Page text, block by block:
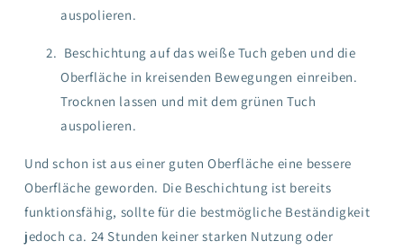
auspolieren.
Beschichtung auf das weiße Tuch geben und die
Oberfläche in kreisenden Bewegungen einreiben.
Trocknen lassen und mit dem grünen Tuch
auspolieren.
Und schon ist aus einer guten Oberfläche eine bessere
Oberfläche geworden. Die Beschichtung ist bereits
funktionsfähig, sollte für die bestmögliche Beständigkeit
jedoch ca. 24 Stunden keiner starken Nutzung oder